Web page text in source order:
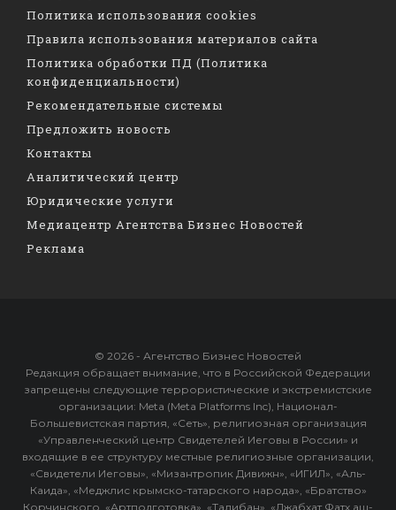
Политика использования cookies
Правила использования материалов сайта
Политика обработки ПД (Политика
конфиденциальности)
Рекомендательные системы
Предложить новость
Контакты
Аналитический центр
Юридические услуги
Медиацентр Агентства Бизнес Новостей
Реклама
© 2026 - Агентство Бизнес Новостей
Редакция обращает внимание, что в Российской Федерации
запрещены следующие террористические и экстремистские
организации: Meta (Meta Platforms Inc), Национал-
Большевистская партия, «Сеть», религиозная организация
«Управленческий центр Свидетелей Иеговы в России» и
входящие в ее структуру местные религиозные организации,
«Свидетели Иеговы», «Мизантропик Дивижн», «ИГИЛ», «Аль-
Каида», «Меджлис крымско-татарского народа», «Братство»
Корчинского, «Артподготовка», «Талибан», «Джабхат Фатх аш-